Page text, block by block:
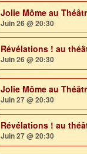
Jolie Môme au
Juin 26 @ 20:30
Révélations ! au
Juin 26 @ 20:30
Jolie Môme au
Juin 27 @ 20:30
Révélations ! au
Juin 27 @ 20:30